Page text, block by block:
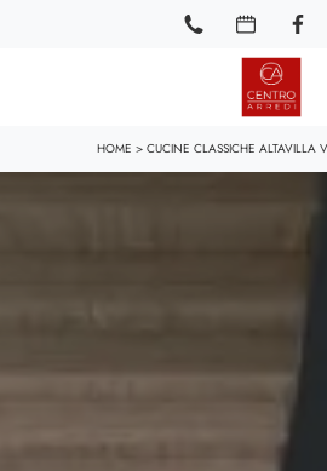
HOME > CUCINE CLASSICHE ALTAVILLA